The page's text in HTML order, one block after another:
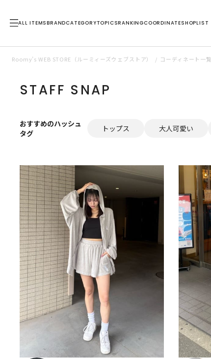
ALL ITEMSBRANDCATEGORYTOPICSRANKINGCOORDINATESHOPLIST
Roomy’s WEB STORE（ルーミィーズウェブストア） コーディネート一覧
STAFF SNAP
おすすめのハッシュ
タグ
トップス 大人可愛い